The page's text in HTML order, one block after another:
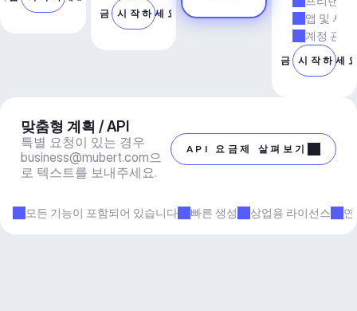
지금 시작하세요
앱 및 서비
계정 관리
지금 시작하세
맞춤형 계획 / API
business@mubert.com으
로 텍스트를 보내주세요.
API 요금제 살펴보기
모든 기능이 포함되어 있습니다 빠른 생성 상업용 라이선스